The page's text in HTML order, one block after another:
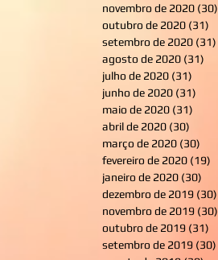
novembro de 2020 (30)
outubro de 2020 (31)
setembro de 2020 (31)
agosto de 2020 (31)
julho de 2020 (31)
junho de 2020 (31)
maio de 2020 (31)
abril de 2020 (30)
março de 2020 (30)
fevereiro de 2020 (19)
janeiro de 2020 (30)
dezembro de 2019 (30)
novembro de 2019 (30)
outubro de 2019 (31)
setembro de 2019 (30)